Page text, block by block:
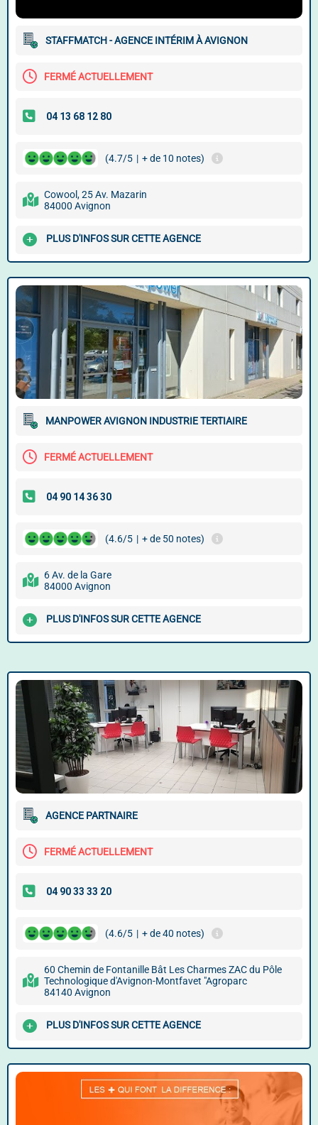
STAFFMATCH - AGENCE INTÉRIM À AVIGNON
FERMÉ ACTUELLEMENT
(4.7/5 | + de 10 notes)
Cowool, 25 Av. Mazarin
84000 Avignon
PLUS D'INFOS SUR CETTE AGENCE
MANPOWER AVIGNON INDUSTRIE TERTIAIRE
FERMÉ ACTUELLEMENT
(4.6/5 | + de 50 notes)
6 Av. de la Gare
84000 Avignon
PLUS D'INFOS SUR CETTE AGENCE
AGENCE PARTNAIRE
FERMÉ ACTUELLEMENT
(4.6/5 | + de 40 notes)
60 Chemin de Fontanille Bât Les Charmes ZAC du Pôle
Technologique d'Avignon-Montfavet "Agroparc
84140 Avignon
PLUS D'INFOS SUR CETTE AGENCE